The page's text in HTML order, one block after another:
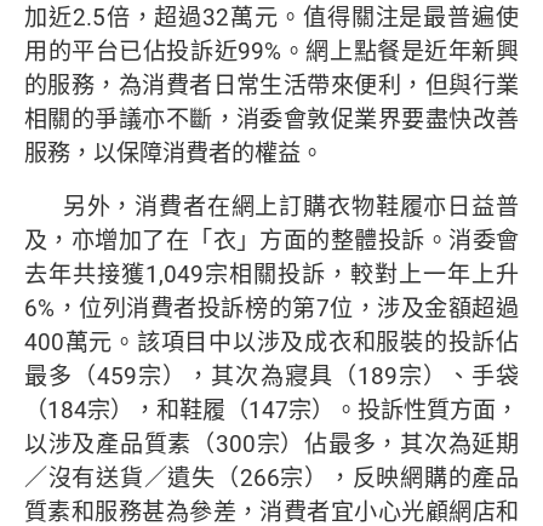
加近2.5倍，超過32萬元。值得關注是最普遍使
用的平台已佔投訴近99%。網上點餐是近年新興
的服務，為消費者日常生活帶來便利，但與行業
相關的爭議亦不斷，消委會敦促業界要盡快改善
服務，以保障消費者的權益。
另外，消費者在網上訂購衣物鞋履亦日益普
及，亦增加了在「衣」方面的整體投訴。消委會
去年共接獲1,049宗相關投訴，較對上一年上升
6%，位列消費者投訴榜的第7位，涉及金額超過
400萬元。該項目中以涉及成衣和服裝的投訴佔
最多（459宗），其次為寢具（189宗）、手袋
（184宗），和鞋履（147宗）。投訴性質方面，
以涉及產品質素（300宗）佔最多，其次為延期
／沒有送貨／遺失（266宗），反映網購的產品
質素和服務甚為參差，消費者宜小心光顧網店和